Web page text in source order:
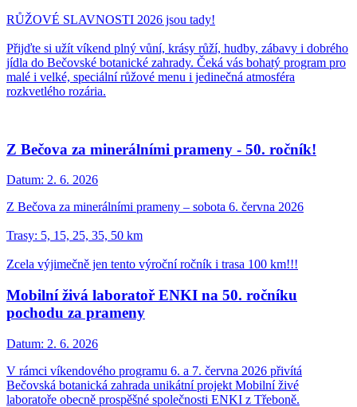
RŮŽOVÉ SLAVNOSTI 2026 jsou tady!
Přijďte si užít víkend plný vůní, krásy růží, hudby, zábavy i dobrého
jídla do Bečovské botanické zahrady. Čeká vás bohatý program pro
malé i velké, speciální růžové menu i jedinečná atmosféra
rozkvetlého rozária.
Z Bečova za minerálními prameny - 50. ročník!
Datum: 2. 6. 2026
Z Bečova za minerálními prameny – sobota 6. června 2026
Trasy: 5, 15, 25, 35, 50 km
Zcela výjimečně jen tento výroční ročník i trasa 100 km!!!
Mobilní živá laboratoř ENKI na 50. ročníku
pochodu za prameny
Datum: 2. 6. 2026
V rámci víkendového programu 6. a 7. června 2026 přivítá
Bečovská botanická zahrada unikátní projekt Mobilní živé
laboratoře obecně prospěšné společnosti ENKI z Třeboně.